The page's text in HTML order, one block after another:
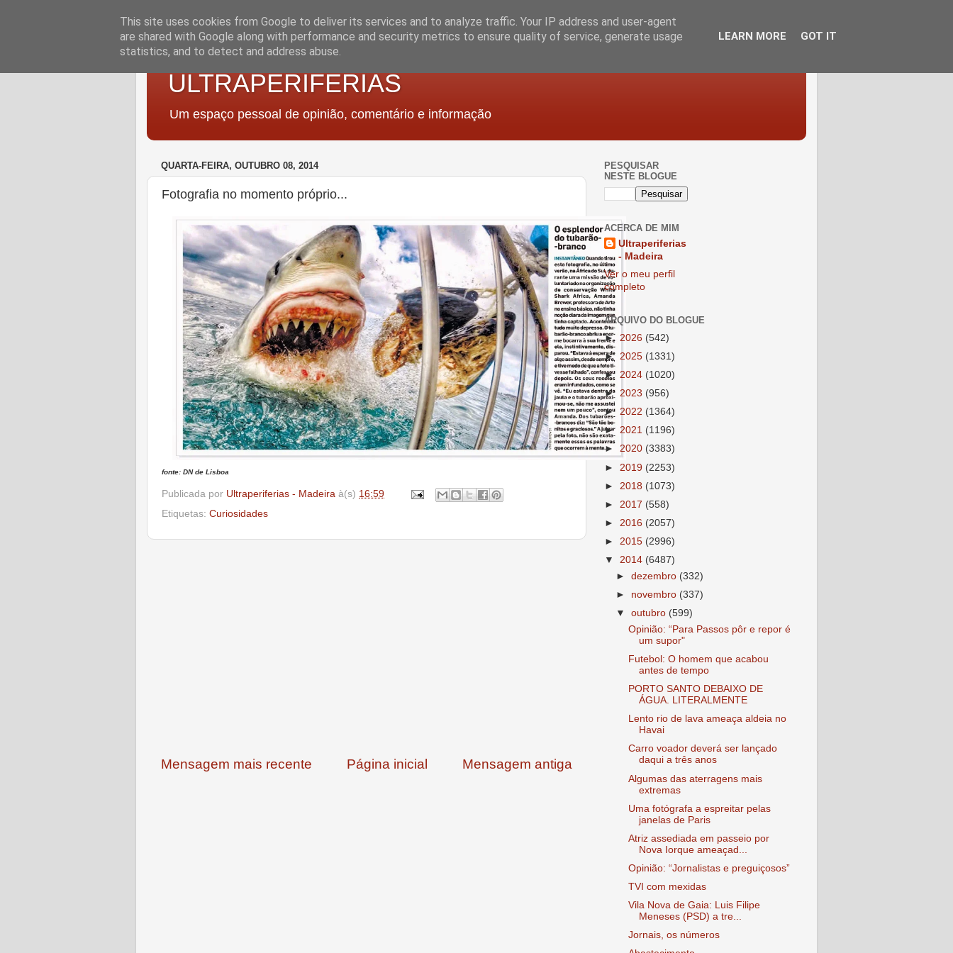
ULTRAPERIFERIAS
Um espaço pessoal de opinião, comentário e informação
QUARTA-FEIRA, OUTUBRO 08, 2014
Fotografia no momento próprio...
fonte: DN de Lisboa
Publicada por Ultraperiferias - Madeira à(s) 16:59
Etiquetas: Curiosidades
Mensagem mais recente Mensagem antiga
Página inicial
PESQUISAR
NESTE BLOGUE
ACERCA DE MIM
Ultraperiferias
- Madeira
Ver o meu perfil
completo
ARQUIVO DO BLOGUE
► 2026 (542)
► 2025 (1331)
► 2024 (1020)
► 2023 (956)
► 2022 (1364)
► 2021 (1196)
► 2020 (3383)
► 2019 (2253)
► 2018 (1073)
► 2017 (558)
► 2016 (2057)
► 2015 (2996)
▼ 2014 (6487)
►dezembro (332)
► novembro (337)
▼outubro (599)
Opinião: “Para Passos pôr e repor é
um supor"
Futebol: O homem que acabou
antes de tempo
PORTO SANTO DEBAIXO DE
ÁGUA. LITERALMENTE
Lento rio de lava ameaça aldeia no
Havai
Carro voador deverá ser lançado
daqui a três anos
Algumas das aterragens mais
extremas
Uma fotógrafa a espreitar pelas
janelas de Paris
Atriz assediada em passeio por
Nova Iorque ameaçad...
Opinião: “Jornalistas e preguiçosos”
TVI com mexidas
Vila Nova de Gaia: Luis Filipe
Meneses (PSD) a tre...
Jornais, os números
This site uses cookies from Google to deliver its services and to analyze traffic. Your IP address and user-agent
are shared with Google along with performance and security metrics to ensure quality of service, generate usage
statistics, and to detect and address abuse.
LEARN MORE GOT IT